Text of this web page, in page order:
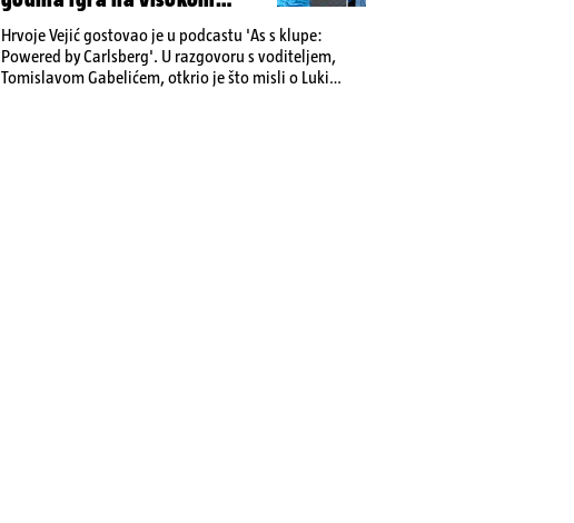
Hrvoje Vejić gostovao je u podcastu 'As s klupe:
Powered by Carlsberg'. U razgovoru s voditeljem,
Tomislavom Gabelićem, otkrio je što misli o Luki